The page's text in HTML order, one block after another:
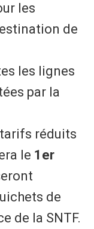
les
de
les lignes
par la
réduits
le 1er
de
de la SNTF.